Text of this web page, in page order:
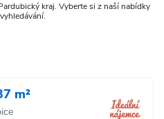
kraj. Vyberte si z naší nabídky
m²